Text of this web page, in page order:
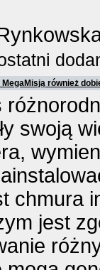
również
swoją
chmura
jest